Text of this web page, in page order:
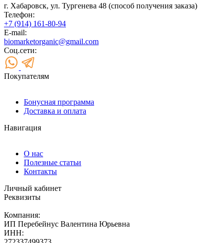
г. Хабаровск, ул. Тургенева 48 (способ получения заказа)
Телефон:
+7 (914) 161-80-94
E-mail:
biomarketorganic@gmail.com
Соц.сети:
Покупателям
Бонусная программа
Доставка и оплата
Навигация
О нас
Полезные статьи
Контакты
Личный кабинет
Реквизиты
Компания:
ИП Перебейнус Валентина Юрьевна
ИНН: